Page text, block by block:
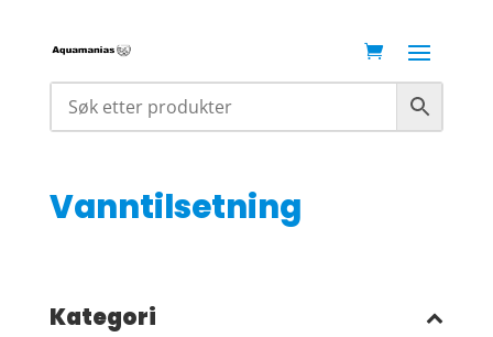
Vanntilsetning
Kategori